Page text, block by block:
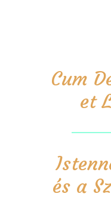
Cum
et
és a